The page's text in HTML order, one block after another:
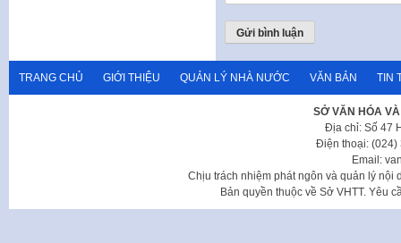
TRANG CHỦ GIỚI THIỆU QUẢN LÝ NHÀ NƯỚC VĂN BẢN TIN
SỞ VĂN HÓA
Địa chỉ: Số 47
Điện thoại: (024)
Email:
Chịu trách nhiệm phát ngôn và quản lý nội
Bản quyền thuộc về Sở VHTT. Yêu